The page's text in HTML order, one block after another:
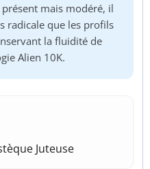
mais modéré, il
radicale que les profils
la fluidité de
Alien 10K.
Juteuse